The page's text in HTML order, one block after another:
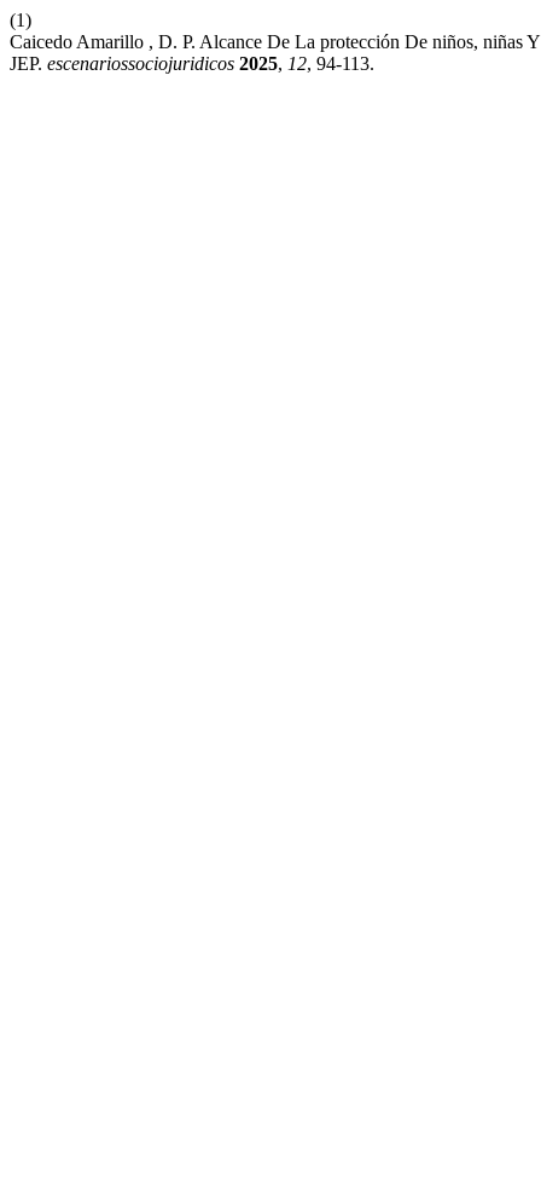
(1)
Caicedo Amarillo , D. P. Alcance De La protección De niños, niñas
JEP. escenariossociojuridicos 2025, 12, 94-113.